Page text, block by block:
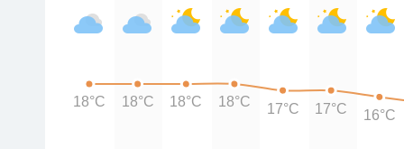
18°C 18°C 18°C 18°C 17°C 17°C 16°C